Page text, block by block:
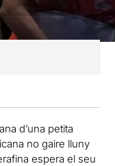
d’una petita
no gaire lluny
espera el seu